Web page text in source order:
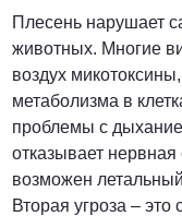
Плесень нарушает
животных. Многие
воздух
метаболизма в
проблемы с
отказывает
возможен
Вторая угроза –